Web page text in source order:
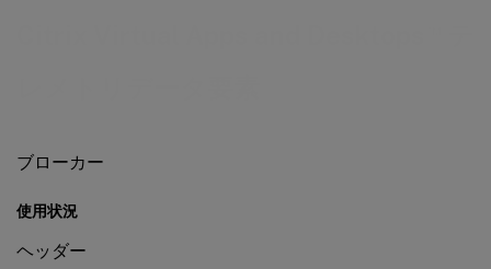
ブローカー
使用状況
ヘッダー